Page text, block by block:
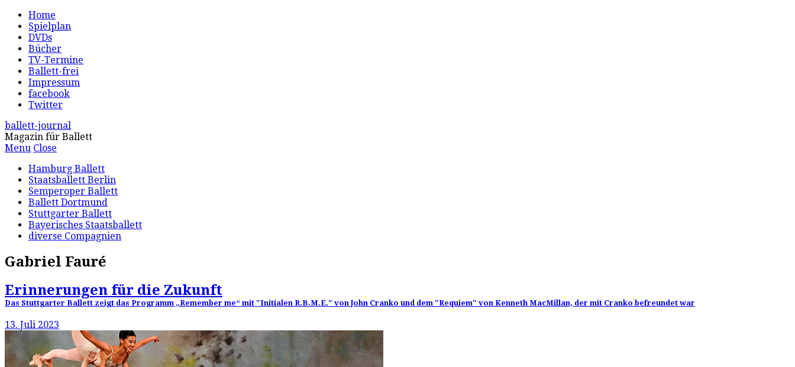
Home
Spielplan
DVDs
Bücher
TV-Termine
Ballett-frei
Impressum
facebook
Twitter
ballett-journal
Magazin für Ballett
Menu Close
Hamburg Ballett
Staatsballett Berlin
Semperoper Ballett
Ballett Dortmund
Stuttgarter Ballett
Bayerisches Staatsballett
diverse Compagnien
Gabriel Fauré
Erinnerungen für die Zukunft
Das Stuttgarter Ballett zeigt das Programm „Remember me“ mit "Initialen R.B.M.E." von John Cranko und dem "Requiem" von Kenneth MacMillan, der mit Cranko befreundet war
13. Juli 2023